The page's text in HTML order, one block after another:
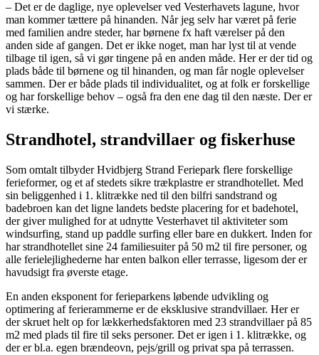
– Det er de daglige, nye oplevelser ved Vesterhavets lagune, hvor
man kommer tættere på hinanden. Når jeg selv har været på ferie
med familien andre steder, har børnene fx haft værelser på den
anden side af gangen. Det er ikke noget, man har lyst til at vende
tilbage til igen, så vi gør tingene på en anden måde. Her er der tid og
plads både til børnene og til hinanden, og man får nogle oplevelser
sammen. Der er både plads til individualitet, og at folk er forskellige
og har forskellige behov – også fra den ene dag til den næste. Der er
vi stærke.
Strandhotel, strandvillaer og fiskerhuse
Som omtalt tilbyder Hvidbjerg Strand Feriepark flere forskellige
ferieformer, og et af stedets sikre trækplastre er strandhotellet. Med
sin beliggenhed i 1. klitrække ned til den bilfri sandstrand og
badebroen kan det ligne landets bedste placering for et badehotel,
der giver mulighed for at udnytte Vesterhavet til aktiviteter som
windsurfing, stand up paddle surfing eller bare en dukkert. Inden for
har strandhotellet sine 24 familiesuiter på 50 m2 til fire personer, og
alle ferielejlighederne har enten balkon eller terrasse, ligesom der er
havudsigt fra øverste etage.
En anden eksponent for ferieparkens løbende udvikling og
optimering af ferierammerne er de eksklusive strandvillaer. Her er
der skruet helt op for lækkerhedsfaktoren med 23 strandvillaer på 85
m2 med plads til fire til seks personer. Det er igen i 1. klitrække, og
der er bl.a. egen brændeovn, pejs/grill og privat spa på terrassen.